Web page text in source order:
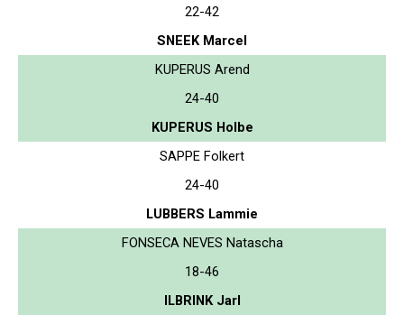
22-42
SNEEK Marcel
KUPERUS Arend
24-40
KUPERUS Holbe
SAPPE Folkert
24-40
LUBBERS Lammie
FONSECA NEVES Natascha
18-46
ILBRINK Jarl